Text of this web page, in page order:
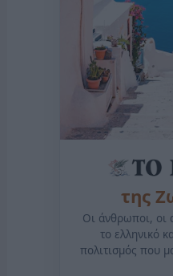
της
Οι άνθρωποι, οι
το ελληνικό
πολιτισμός που